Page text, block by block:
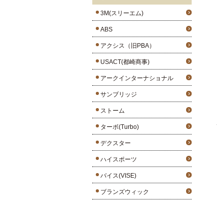
3M(スリーエム)
ABS
アクシス（旧PBA）
USACT(都崎商事)
アークインターナショナル
サンブリッジ
ストーム
ターボ(Turbo)
デクスター
ハイスポーツ
バイス(VISE)
ブランズウィック